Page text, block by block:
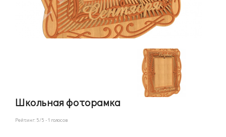
Школьная фоторамка
Рейтинг: 5/5 -1 голосов